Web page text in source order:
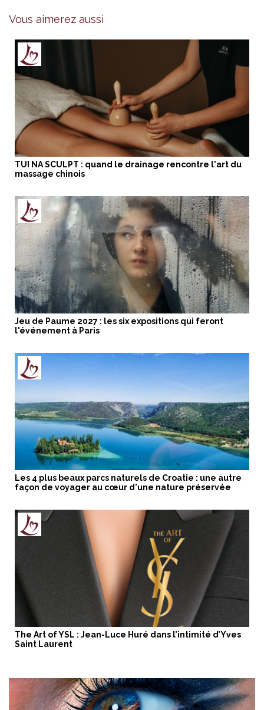
Vous aimerez aussi
TUI NA SCULPT : quand le drainage rencontre l'art du
massage chinois
Jeu de Paume 2027 : les six expositions qui feront
l'événement à Paris
Les 4 plus beaux parcs naturels de Croatie : une autre
façon de voyager au cœur d'une nature préservée
The Art of YSL : Jean-Luce Huré dans l’intimité d’Yves
Saint Laurent